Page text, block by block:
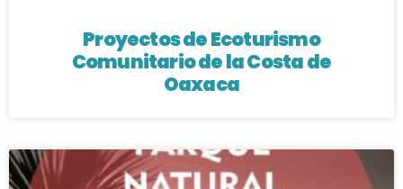
Proyectos de Ecoturismo
Comunitario de la Costa de
Oaxaca